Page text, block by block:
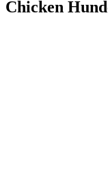
Chicken